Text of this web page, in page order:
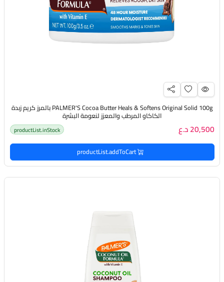
PALMER'S Cocoa Butter Heals & Softens Original Solid 100g بالمرز كريم زبدة
الكاكاو المرطب والمعزز لنعومة البشرة
20,500 د.ع productList.inStock
productList.addToCart